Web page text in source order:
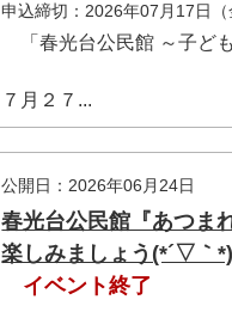
申込締切：2026年07月17日（
「春光台公民館 ～子ど
７月２７...
公開日：2026年06月24日
春光台公民館『あつま
楽しみましょう(*´▽｀
イベント終了